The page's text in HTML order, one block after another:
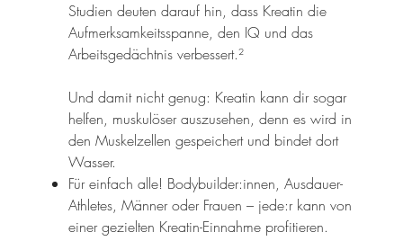
Studien deuten darauf hin, dass Kreatin die
Aufmerksamkeitsspanne, den IQ und das
Arbeitsgedächtnis verbessert.²
Und damit nicht genug: Kreatin kann dir sogar
helfen, muskulöser auszusehen, denn es wird in
den Muskelzellen gespeichert und bindet dort
Wasser.
Für einfach alle! Bodybuilder:innen, Ausdauer-
Athletes, Männer oder Frauen – jede:r kann von
einer gezielten Kreatin-Einnahme profitieren.